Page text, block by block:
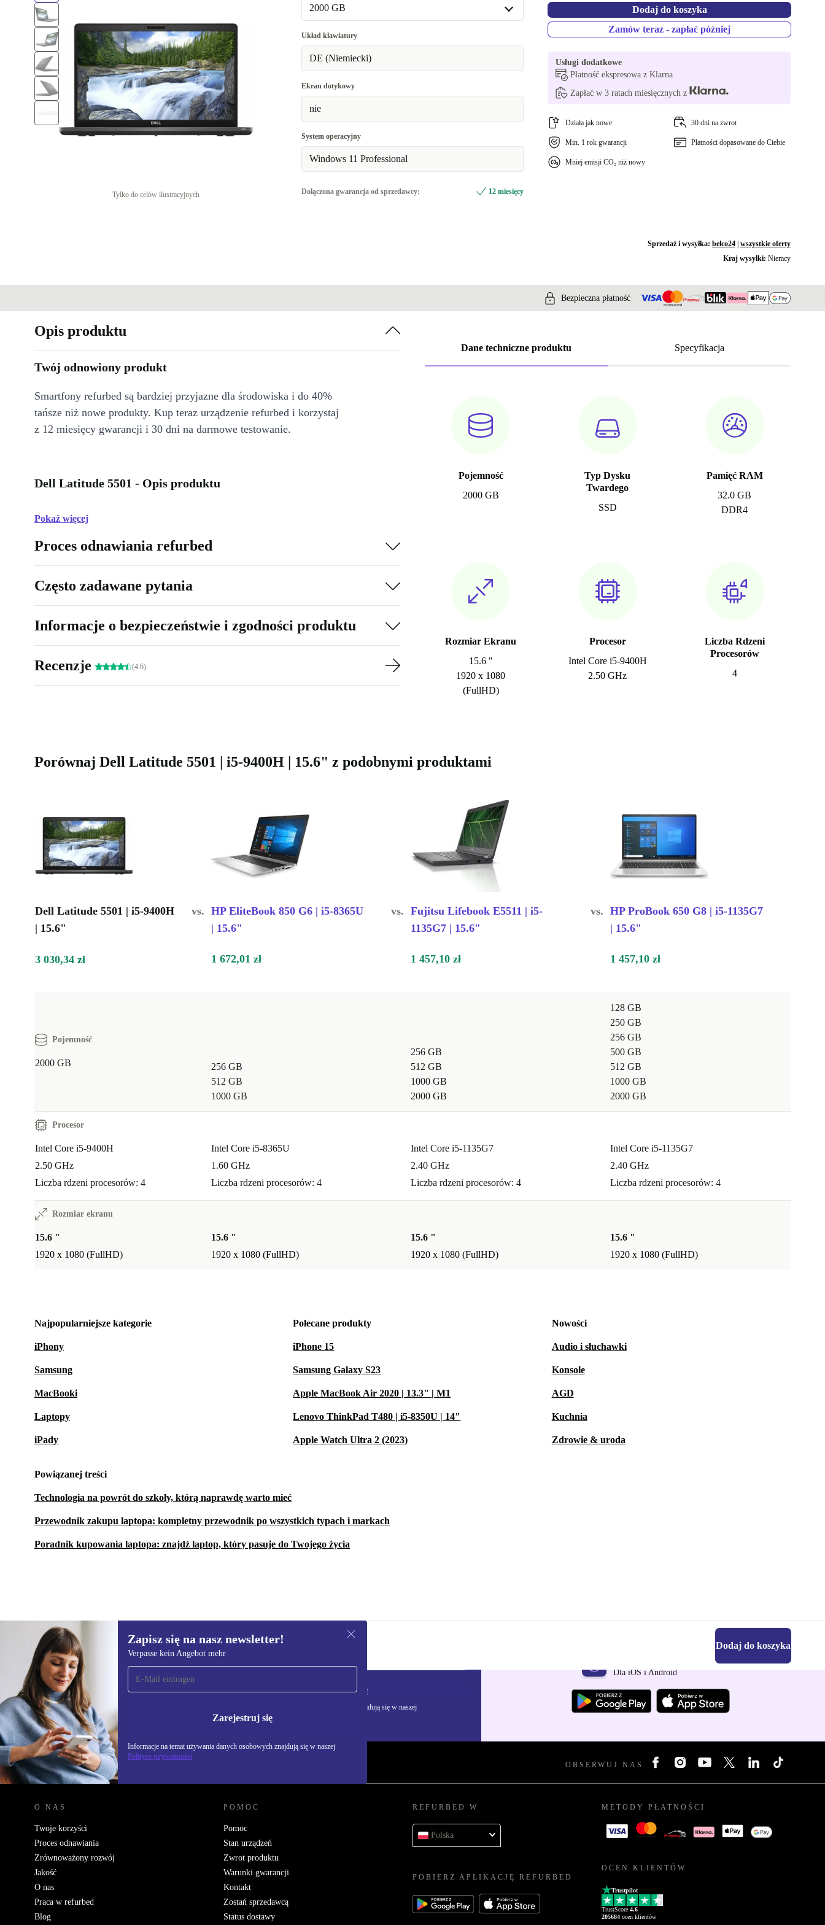
Tylko do celów ilustracyjnych
32.0 GB
8.0 GB -859,67 zł
2000 GB
256 GB
512 GB
Układ klawiatury
DE (Niemiecki)
Ekran dotykowy
nie
System operacyjny
Windows 11 Professional
Dołączona gwarancja od sprzedawcy: 12 miesięcy
Dodaj do koszyka
Zamów teraz - zapłać później
Usługi dodatkowe
Płatność ekspresowa z Klarna
Zapłać w 3 ratach miesięcznych z
Działa jak nowe 30 dni na zwrot
Min. 1 rok gwarancji Płatności dopasowane do Ciebie
Mniej emisji CO₂ niż nowy
Sprzedaż i wysyłka: belco24| wszystkie oferty
Kraj wysyłki: Niemcy
Bezpieczna płatność
Dane techniczne produktu Specyfikacja
Pojemność
2000 GB
Typ Dysku
Twardego
SSD
Pamięć RAM
32.0 GB
DDR4
Rozmiar Ekranu
15.6 "
1920 x 1080
(FullHD)
Procesor
Intel Core i5-9400H
2.50 GHz
Liczba Rdzeni
Procesorów
4
Opis produktu
Twój odnowiony produkt
Smartfony refurbed są bardziej przyjazne dla środowiska i do 40%
tańsze niż nowe produkty. Kup teraz urządzenie refurbed i korzystaj
z 12 miesięcy gwarancji i 30 dni na darmowe testowanie.
Dell Latitude 5501 - Opis produktu
Pokaż więcej
Proces odnawiania refurbed
Często zadawane pytania
Informacje o bezpieczeństwie i zgodności produktu
Recenzje (4.6)
Porównaj Dell Latitude 5501 | i5-9400H | 15.6" z podobnymi produktami
Dell Latitude 5501 | i5-9400H
| 15.6"
vs. HP EliteBook 850 G6 | i5-8365U
| 15.6"
vs. Fujitsu Lifebook E5511 | i5-
1135G7 | 15.6"
vs. HP ProBook 650 G8 | i5-1135G7
| 15.6"
3 030,34 zł 1 672,01 zł 1 457,10 zł 1 457,10 zł
Pojemność
2000 GB
256 GB
512 GB
1000 GB
256 GB
512 GB
1000 GB
2000 GB
128 GB
250 GB
256 GB
500 GB
512 GB
1000 GB
2000 GB
Procesor
Intel Core i5-9400H
2.50 GHz
Liczba rdzeni procesorów: 4
Intel Core i5-8365U
1.60 GHz
Liczba rdzeni procesorów: 4
Intel Core i5-1135G7
2.40 GHz
Liczba rdzeni procesorów: 4
Intel Core i5-1135G7
2.40 GHz
Liczba rdzeni procesorów: 4
Rozmiar ekranu
15.6 "
1920 x 1080 (FullHD)
15.6 "
1920 x 1080 (FullHD)
15.6 "
1920 x 1080 (FullHD)
15.6 "
1920 x 1080 (FullHD)
Najpopularniejsze kategorie
iPhony
Samsung
MacBooki
Laptopy
iPady
Polecane produkty
iPhone 15
Samsung Galaxy S23
Apple MacBook Air 2020 | 13.3" | M1
Lenovo ThinkPad T480 | i5-8350U | 14"
Apple Watch Ultra 2 (2023)
Nowości
Audio i słuchawki
Konsole
AGD
Kuchnia
Zdrowie & uroda
Powiązanej treści
Technologia na powrót do szkoły, którą naprawdę warto mieć
Przewodnik zakupu laptopa: kompletny przewodnik po wszystkich typach i markach
Poradnik kupowania laptopa: znajdź laptop, który pasuje do Twojego życia
3 030,34 zł (-48%) Dodaj do koszyka
Zapisz się na nasz newsletter!
Verpasse kein Angebot mehr
Zarejestruj się
Informacje na temat używania danych osobowych znajdują się w naszej
Polityce prywatności
Zapisz się na nasz
newsletter!
Nie przegap żadnej oferty.
Zarejestruj się
Informacje na temat używania danych osobowych znajdują się w naszej
Polityce prywatności
Pobierz aplikację refurbed
Dla iOS i Android
REFURBED POLSKA - RETHINK NEW. OBSERWUJ NAS
O NAS
Twoje korzyści
Proces odnawiania
Zrównoważony rozwój
Jakość
O nas
Praca w refurbed
Blog
POMOC
Pomoc
Stan urządzeń
Zwrot produktu
Warunki gwarancji
Kontakt
Zostań sprzedawcą
Status dostawy
REFURBED W
Polska
POBIERZ APLIKACJĘ REFURBED
METODY PŁATNOŚCI
OCEN KLIENTÓW
Trustpilot
TrustScore 4.6
205684 ocen klientów